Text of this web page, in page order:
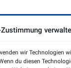
wir Technologien
du diesen
(EU)